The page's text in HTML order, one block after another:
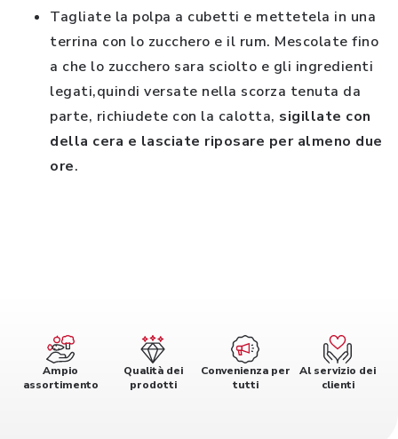
Tagliate la polpa a cubetti e mettetela in una
terrina con lo zucchero e il rum. Mescolate fino
a che lo zucchero sara sciolto e gli ingredienti
legati,quindi versate nella scorza tenuta da
parte, richiudete con la calotta, sigillate con
della cera e lasciate riposare per almeno due
ore.
Ampio
assortimento
Qualità dei
prodotti
Convenienza per
tutti
Al servizio dei
clienti